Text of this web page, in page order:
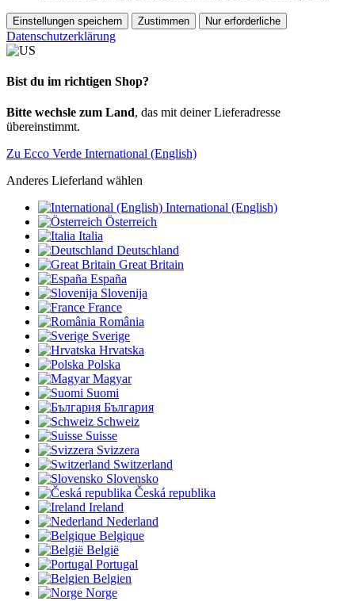
Einstellungen speichern Zustimmen Nur erforderliche
Datenschutzerklärung
Bist du im richtigen Shop?
Bitte wechsle zum Land, das mit deiner Lieferadresse
übereinstimmt.
Zu Ecco Verde International (English)
Anderes Lieferland wählen
International (English)
Österreich
Italia
Deutschland
Great Britain
España
Slovenija
France
România
Sverige
Hrvatska
Polska
Magyar
Suomi
България
Schweiz
Suisse
Svizzera
Switzerland
Slovensko
Česká republika
Ireland
Nederland
Belgique
België
Portugal
Belgien
Norge